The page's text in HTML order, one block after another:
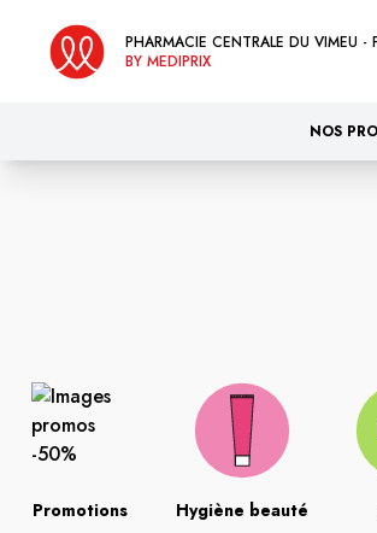
PHARMACIE CENTRALE DU VIMEU -
BY MEDIPRIX
NOS
Promotions Hygiène beauté